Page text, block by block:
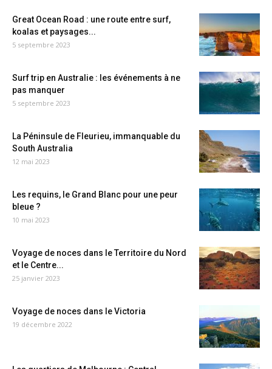
Great Ocean Road : une route entre surf,
koalas et paysages...
5 septembre 2023
Surf trip en Australie : les événements à ne
pas manquer
5 septembre 2023
La Péninsule de Fleurieu, immanquable du
South Australia
12 mai 2023
Les requins, le Grand Blanc pour une peur
bleue ?
10 mai 2023
Voyage de noces dans le Territoire du Nord
et le Centre...
25 janvier 2023
Voyage de noces dans le Victoria
19 décembre 2022